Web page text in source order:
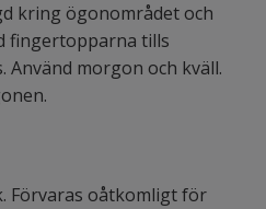
kring ögonområdet och
fingertopparna tills
morgon och kväll.
Förvaras oåtkomligt för